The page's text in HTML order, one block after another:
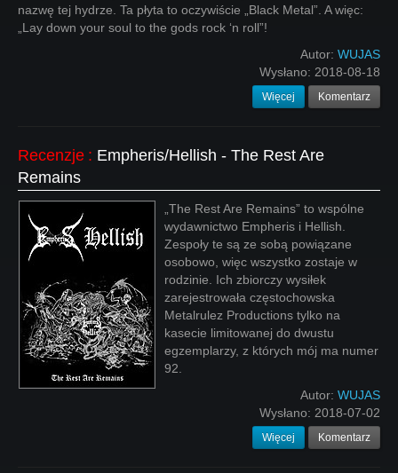
nazwę tej hydrze. Ta płyta to oczywiście „Black Metal”. A więc:
„Lay down your soul to the gods rock ‘n roll”!
Autor: WUJAS
Wysłano: 2018-08-18
Więcej Komentarz
Recenzje : Empheris/Hellish - The Rest Are
Remains
„The Rest Are Remains” to wspólne
wydawnictwo Empheris i Hellish.
Zespoły te są ze sobą powiązane
osobowo, więc wszystko zostaje w
rodzinie. Ich zbiorczy wysiłek
zarejestrowała częstochowska
Metalrulez Productions tylko na
kasecie limitowanej do dwustu
egzemplarzy, z których mój ma numer
92.
Autor: WUJAS
Wysłano: 2018-07-02
Więcej Komentarz